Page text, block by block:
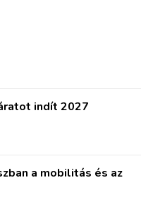
indít 2027
a mobilitás és az